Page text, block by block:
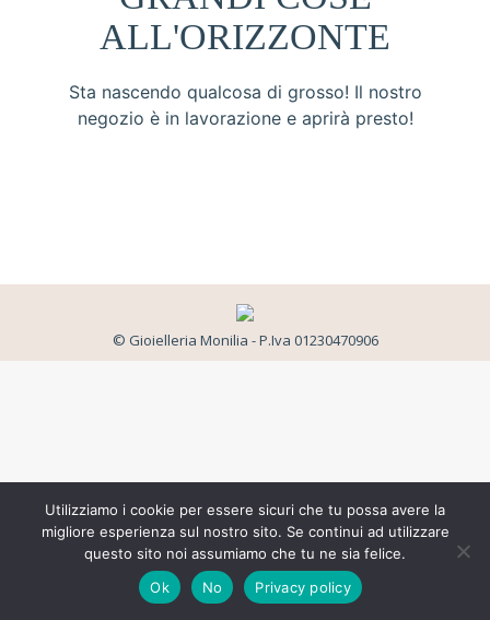
ALL'ORIZZONTE
Sta nascendo qualcosa di grosso! Il nostro
negozio è in lavorazione e aprirà presto!
© Gioielleria Monilia - P.Iva 01230470906
Utilizziamo i cookie per essere sicuri che tu possa avere la
migliore esperienza sul nostro sito. Se continui ad utilizzare
questo sito noi assumiamo che tu ne sia felice.
Ok
No Privacy policy